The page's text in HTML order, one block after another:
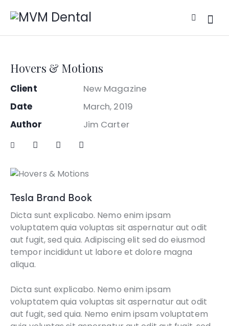
Hovers & Motions
Client
New Magazine
Date
March, 2019
Author
Jim Carter
Tesla Brand Book
Dicta sunt explicabo. Nemo enim ipsam
voluptatem quia voluptas sit aspernatur aut odit
aut fugit, sed quia. Adipiscing elit sed do eiusmod
tempor incididunt ut labore et dolore magna
aliqua.
Dicta sunt explicabo. Nemo enim ipsam
voluptatem quia voluptas sit aspernatur aut odit
aut fugit, sed quia. Nemo enim ipsam voluptatem